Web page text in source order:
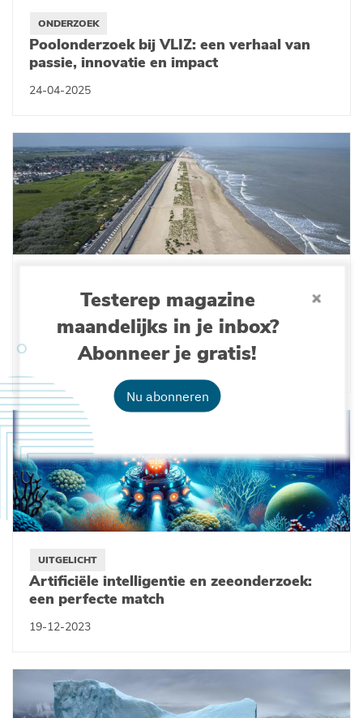
Testerep magazine
maandelijks in je inbox?
Abonneer je gratis!
Nu abonneren
ONDERZOEK
Poolonderzoek bij VLIZ: een verhaal van
passie, innovatie en impact
24-04-2025
Innovatieve ‘duin voor dijk’-oplossing:
kustgebieden beschermen tegen
klimaatverandering
UITGELICHT
Artificiële intelligentie en zeeonderzoek:
een perfecte match
19-12-2023